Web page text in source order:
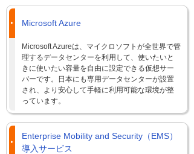
Microsoft Azure
Microsoft Azureは、マイクロソフトが全世界で管
理するデータセンターを利用して、使いたいと
きに使いたい容量を自由に設定できる仮想サー
バーです。日本にも専用データセンターが設置
され、より安心して手軽に利用可能な環境が整
っています。
Enterprise Mobility and Security（EMS）
導入サービス